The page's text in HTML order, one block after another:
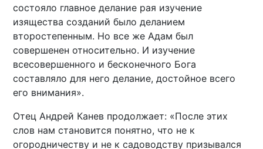
состояло главное делание рая изучение
изящества созданий было деланием
второстепенным. Но все же Адам был
совершенен относительно. И изучение
всесовершенного и бесконечного Бога
составляло для него делание, достойное всего
его внимания».
Отец Андрей Канев продолжает: «После этих
слов нам становится понятно, что не к
огородничеству и не к садоводству призывался